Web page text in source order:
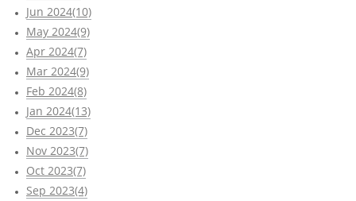
Jun 2024(10)
May 2024(9)
Apr 2024(7)
Mar 2024(9)
Feb 2024(8)
Jan 2024(13)
Dec 2023(7)
Nov 2023(7)
Oct 2023(7)
Sep 2023(4)